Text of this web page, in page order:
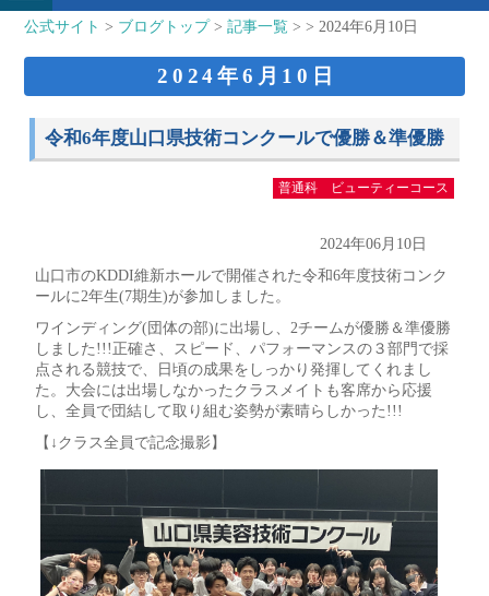
公式サイト > ブログトップ>記事一覧 > > 2024年6月10日
2024年6月10日
令和6年度山口県技術コンクールで優勝＆準優勝
普通科 ビューティーコース
2024年06月10日
山口市のKDDI維新ホールで開催された令和6年度技術コンク
ールに2年生(7期生)が参加しました。
ワインディング(団体の部)に出場し、2チームが優勝＆準優勝
しました!!!正確さ、スピード、パフォーマンスの３部門で採
点される競技で、日頃の成果をしっかり発揮してくれまし
た。大会には出場しなかったクラスメイトも客席から応援
し、全員で団結して取り組む姿勢が素晴らしかった!!!
【↓クラス全員で記念撮影】